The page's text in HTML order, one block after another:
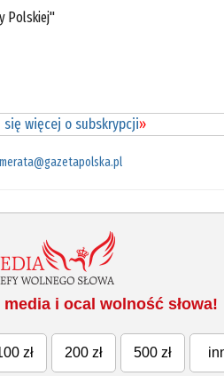
Polskiej"
się więcej o subskrypcji»
i ocal wolność słowa!
zł 200 zł 500 zł